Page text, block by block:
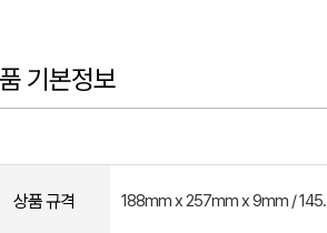
기본정보
상품 규격 188mm x 257mm x 9mm /